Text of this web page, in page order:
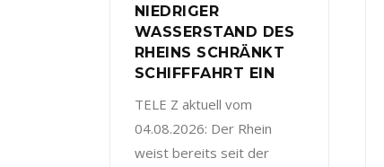
NIEDRIGER
WASSERSTAND DES
RHEINS SCHRÄNKT
SCHIFFFAHRT EIN
TELE Z aktuell vom
04.08.2026: Der Rhein
weist bereits seit der